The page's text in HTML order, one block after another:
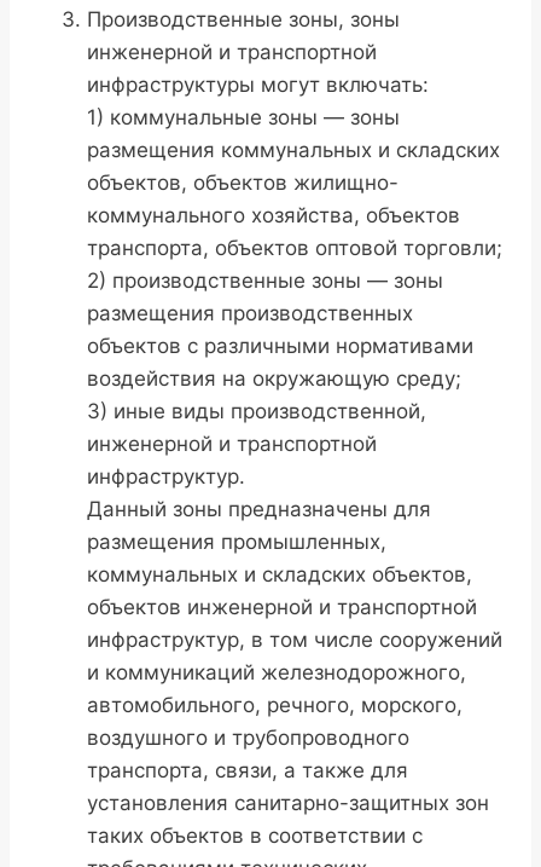
Производственные зоны, зоны
инженерной и транспортной
инфраструктуры могут включать:
1) коммунальные зоны — зоны
размещения коммунальных и складских
объектов, объектов жилищно-
коммунального хозяйства, объектов
транспорта, объектов оптовой торговли;
2) производственные зоны — зоны
размещения производственных
объектов с различными нормативами
воздействия на окружающую среду;
3) иные виды производственной,
инженерной и транспортной
инфраструктур.
Данный зоны предназначены для
размещения промышленных,
коммунальных и складских объектов,
объектов инженерной и транспортной
инфраструктур, в том числе сооружений
и коммуникаций железнодорожного,
автомобильного, речного, морского,
воздушного и трубопроводного
транспорта, связи, а также для
установления санитарно-защитных зон
таких объектов в соответствии с